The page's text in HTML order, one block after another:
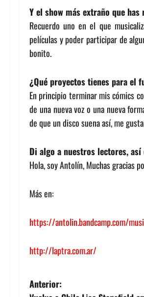
Y el show más extraño que
Recuerdo uno en el que
películas y poder participar de
bonito.
¿Qué proyectos tienes para el
En principio terminar mis cómics
de una nueva voz o una nueva
de que un disco suena así, me
Di algo a nuestros lectores,
Hola, soy Antolín, Muchas gracias
Más en:
https://antolin.bandcamp.com/
http://laptra.com.ar/
N
Anterior: